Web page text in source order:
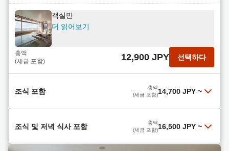
객실만
더 읽어보기
총액
(세금 포함)
12,900 JPY 선택하다
조식 포함
총액
(세금 포함)14,700 JPY ~
【라그나満喫！（CHIKETTはホホtelded購入
可）】（朝食付）温泉！【駐車場無料&JR徒歩3
조식 및 저녁 식사 포함
총액
(세금 포함)16,500 JPY ~